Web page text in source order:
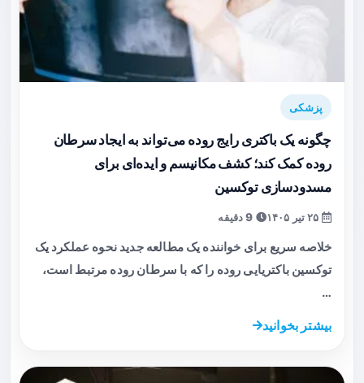
پزشکی
چگونه یک باکتری رایج روده می‌تواند به ایجاد سرطان
روده کمک کند؛ کشف مکانیسم و ایده‌ای برای
مسدودسازی توکسین
خلاصه سریع برای خواننده یک مطالعه جدید نحوه عملکرد یک
توکسین باکتریایی روده را که با سرطان روده مرتبط است،
…
بیشتر بخوانید